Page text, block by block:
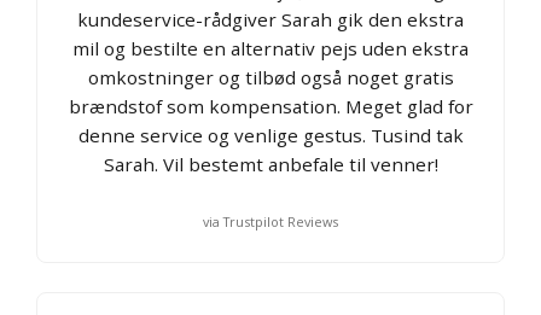
kundeservice-rådgiver Sarah gik den ekstra
mil og bestilte en alternativ pejs uden ekstra
omkostninger og tilbød også noget gratis
brændstof som kompensation. Meget glad for
denne service og venlige gestus. Tusind tak
Sarah. Vil bestemt anbefale til venner!
via Trustpilot Reviews